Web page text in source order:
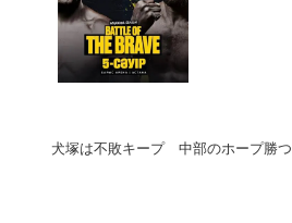
犬塚は不敗キープ 中部のホープ勝つ